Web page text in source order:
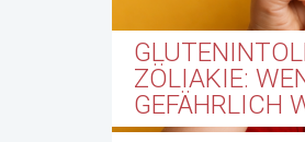
ZÖLIAKIE:
GEFÄHRLICH